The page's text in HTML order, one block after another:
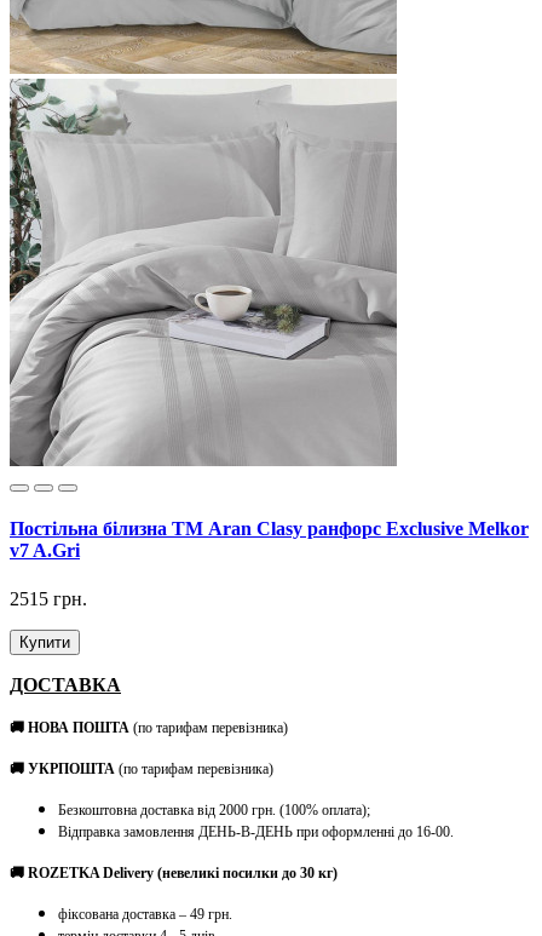
Постільна білизна ТМ Aran Clasy ранфорс Exclusive Melkor
v7 A.Gri
2515 грн.
Купити
ДОСТАВКА
🚚 НОВА ПОШТА (по тарифам перевізника)
🚚 УКРПОШТА (по тарифам перевізника)
Безкоштовна доставка від 2000 грн. (100% оплата);
Відправка замовлення ДЕНЬ-В-ДЕНЬ при оформленні до 16-00.
🚚 ROZETKA Delivery (невеликі посилки до 30 кг)
фіксована доставка – 49 грн.